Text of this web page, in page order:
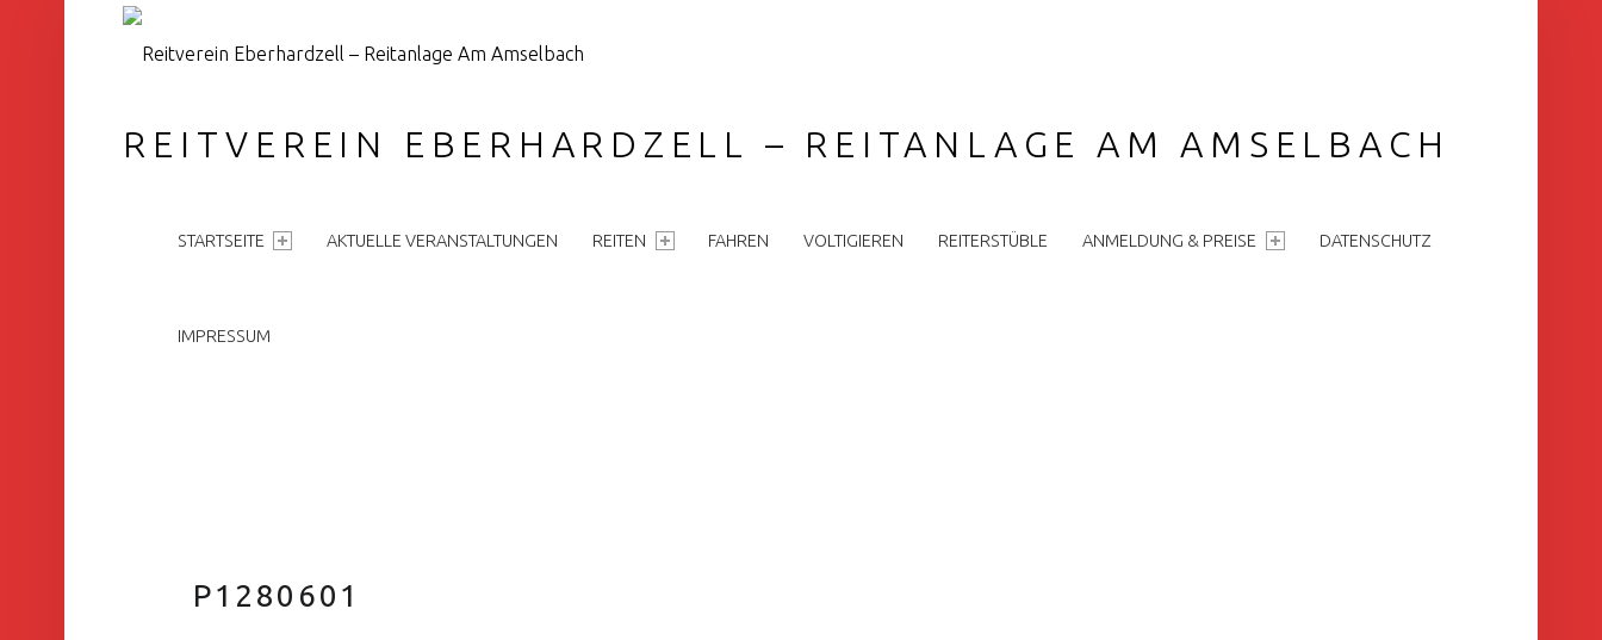
REITVEREIN EBERHARDZELL – REITANLAGE AM AMSELBACH
STARTSEITE AKTUELLE VERANSTALTUNGEN REITEN FAHREN VOLTIGIEREN REITERSTÜBLE ANMELDUNG & PREISE DATENSCHUTZ
IMPRESSUM
P1280601